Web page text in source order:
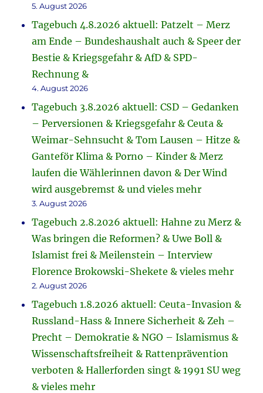
5. August 2026
Tagebuch 4.8.2026 aktuell: Patzelt – Merz
am Ende – Bundeshaushalt auch & Speer der
Bestie & Kriegsgefahr & AfD & SPD-
Rechnung &
4. August 2026
Tagebuch 3.8.2026 aktuell: CSD – Gedanken
– Perversionen & Kriegsgefahr & Ceuta &
Weimar-Sehnsucht & Tom Lausen – Hitze &
Ganteför Klima & Porno – Kinder & Merz
laufen die Wählerinnen davon & Der Wind
wird ausgebremst & und vieles mehr
3. August 2026
Tagebuch 2.8.2026 aktuell: Hahne zu Merz &
Was bringen die Reformen? & Uwe Boll &
Islamist frei & Meilenstein – Interview
Florence Brokowski-Shekete & vieles mehr
2. August 2026
Tagebuch 1.8.2026 aktuell: Ceuta-Invasion &
Russland-Hass & Innere Sicherheit & Zeh –
Precht – Demokratie & NGO – Islamismus &
Wissenschaftsfreiheit & Rattenprävention
verboten & Hallerforden singt & 1991 SU weg
& vieles mehr